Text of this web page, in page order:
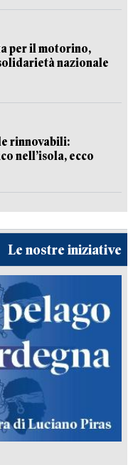
per il motorino,
nazionale
rinnovabili:
nell’isola, ecco
Le nostre iniziative